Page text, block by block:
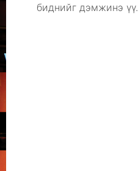
биднийг дэмжинэ үү.